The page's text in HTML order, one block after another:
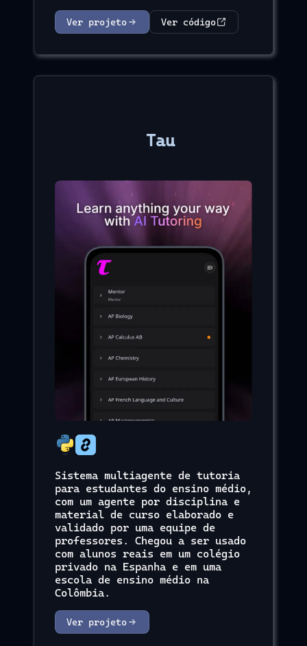
Ver projeto Ver código
Tau
Sistema multiagente de tutoria
para estudantes do ensino médio,
com um agente por disciplina e
material de curso elaborado e
validado por uma equipe de
professores. Chegou a ser usado
com alunos reais em um colégio
privado na Espanha e em uma
escola de ensino médio na
Colômbia.
Ver projeto